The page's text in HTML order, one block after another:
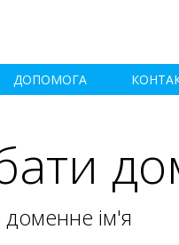
ДОПОМОГА
доменне ім'я